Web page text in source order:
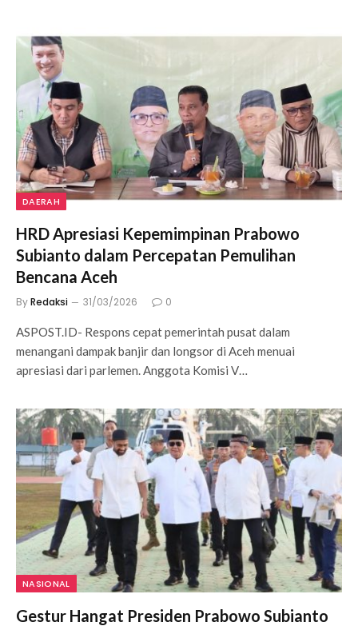
DAERAH
HRD Apresiasi Kepemimpinan Prabowo
Subianto dalam Percepatan Pemulihan
Bencana Aceh
ByRedaksi 31/03/2026 0
ASPOST.ID- Respons cepat pemerintah pusat dalam
menangani dampak banjir dan longsor di Aceh menuai
apresiasi dari parlemen. Anggota Komisi V…
NASIONAL
Gestur Hangat Presiden Prabowo Subianto